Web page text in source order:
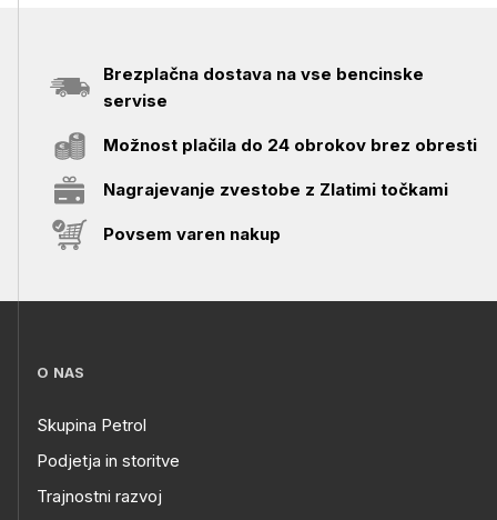
Brezplačna dostava na vse bencinske
servise
Možnost plačila do 24 obrokov brez obresti
Nagrajevanje zvestobe z Zlatimi točkami
Povsem varen nakup
O NAS
Skupina Petrol
Podjetja in storitve
Trajnostni razvoj